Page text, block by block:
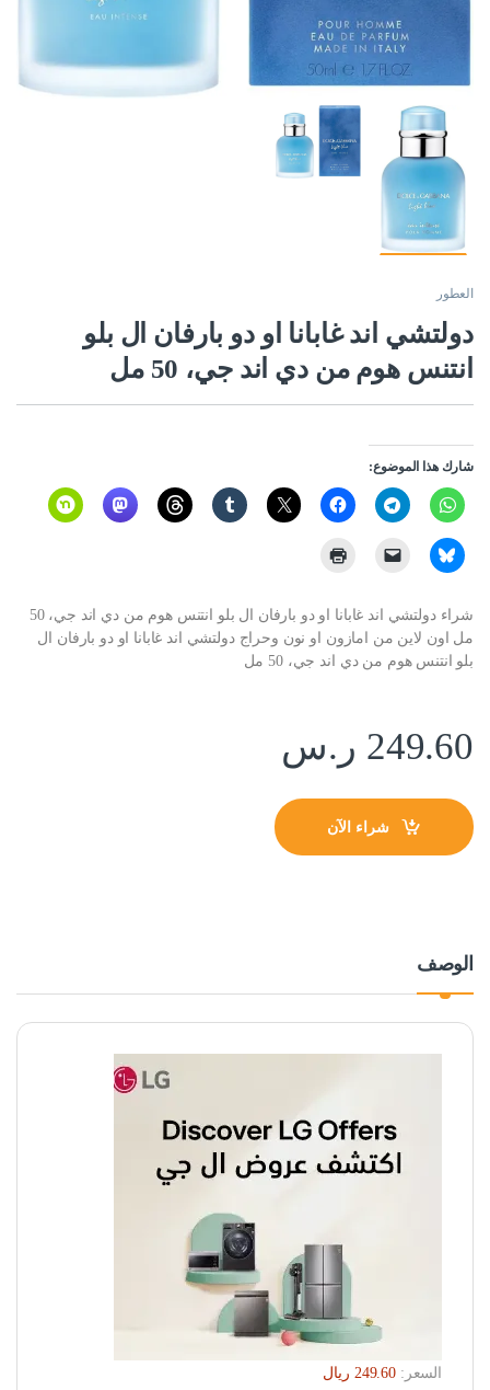
العطور
دولتشي اند غابانا او دو بارفان ال بلو
انتنس هوم من دي اند جي، 50 مل
شارك هذا الموضوع:
شراء دولتشي اند غابانا او دو بارفان ال بلو انتنس هوم من دي اند جي، 50
مل اون لاين من امازون او نون وحراج دولتشي اند غابانا او دو بارفان ال
بلو انتنس هوم من دي اند جي، 50 مل
249.60 ر.س
شراء الآن
الوصف
السعر:
‏249.60 ريال